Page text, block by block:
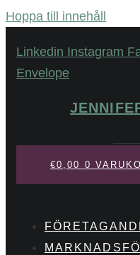
Hoppa till innehåll
Linkedin Instagram
Envelope
Sök
€0,00 0